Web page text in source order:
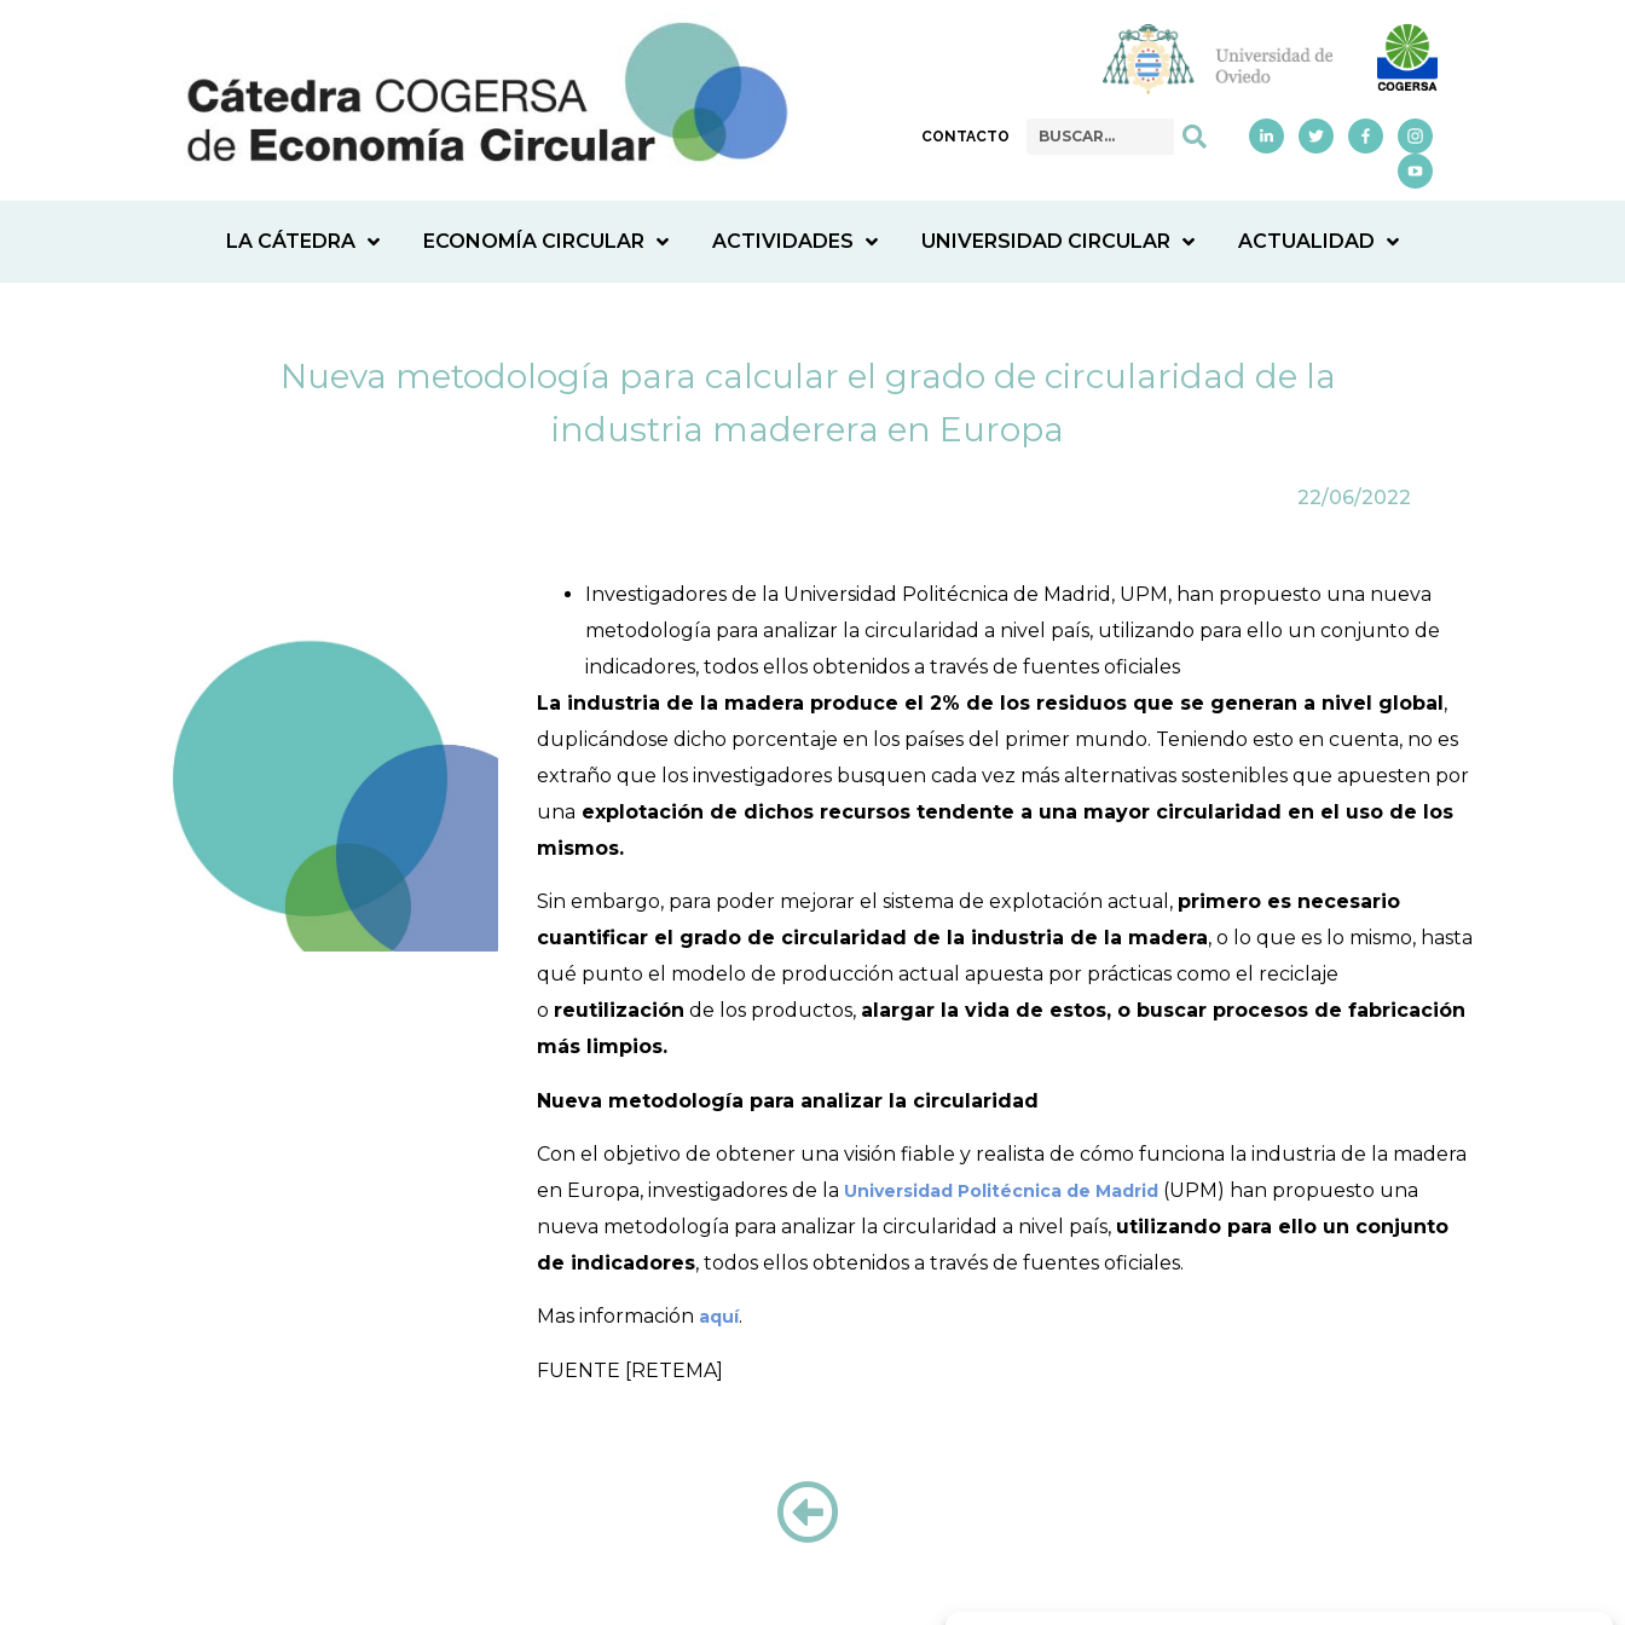
CONTACTO
LA CÁTEDRA ECONOMÍA CIRCULAR ACTIVIDADES UNIVERSIDAD CIRCULAR ACTUALIDAD
Nueva metodología para calcular el grado de circularidad de la
industria maderera en Europa
22/06/2022
Investigadores de la Universidad Politécnica de Madrid, UPM, han propuesto una nueva
metodología para analizar la circularidad a nivel país, utilizando para ello un conjunto de
indicadores, todos ellos obtenidos a través de fuentes oficiales
La industria de la madera produce el 2% de los residuos que se generan a nivel global,
duplicándose dicho porcentaje en los países del primer mundo. Teniendo esto en cuenta, no es
extraño que los investigadores busquen cada vez más alternativas sostenibles que apuesten por
una explotación de dichos recursos tendente a una mayor circularidad en el uso de los
mismos.
Sin embargo, para poder mejorar el sistema de explotación actual, primero es necesario
cuantificar el grado de circularidad de la industria de la madera, o lo que es lo mismo, hasta
qué punto el modelo de producción actual apuesta por prácticas como el reciclaje
o reutilización de los productos, alargar la vida de estos, o buscar procesos de fabricación
más limpios.
Nueva metodología para analizar la circularidad
Con el objetivo de obtener una visión fiable y realista de cómo funciona la industria de la madera
en Europa, investigadores de la Universidad Politécnica de Madrid(UPM) han propuesto una
nueva metodología para analizar la circularidad a nivel país, utilizando para ello un conjunto
de indicadores, todos ellos obtenidos a través de fuentes oficiales.
Mas información aquí.
FUENTE [RETEMA]